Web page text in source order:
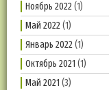
Ноябрь 2022(1)
Май 2022(1)
Январь 2022(1)
Октябрь 2021 (1)
Май 2021 (3)